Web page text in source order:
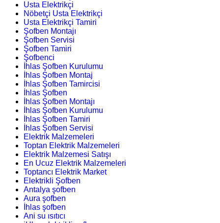
Usta Elektrikçi
Nöbetçi Usta Elektrikçi
Usta Elektrikçi Tamiri
Şofben Montajı
Şofben Servisi
Şofben Tamiri
Şofbenci
İhlas Şofben Kurulumu
İhlas Şofben Montaj
İhlas Şofben Tamircisi
İhlas Şofben
İhlas Şofben Montajı
İhlas Şofben Kurulumu
İhlas Şofben Tamiri
İhlas Şofben Servisi
Elektrik Malzemeleri
Toptan Elektrik Malzemeleri
Elektrik Malzemesi Satışı
En Ucuz Elektrik Malzemeleri
Toptancı Elektrik Market
Elektrikli Şofben
Antalya şofben
Aura şofben
İhlas şofben
Ani su ısıtıcı